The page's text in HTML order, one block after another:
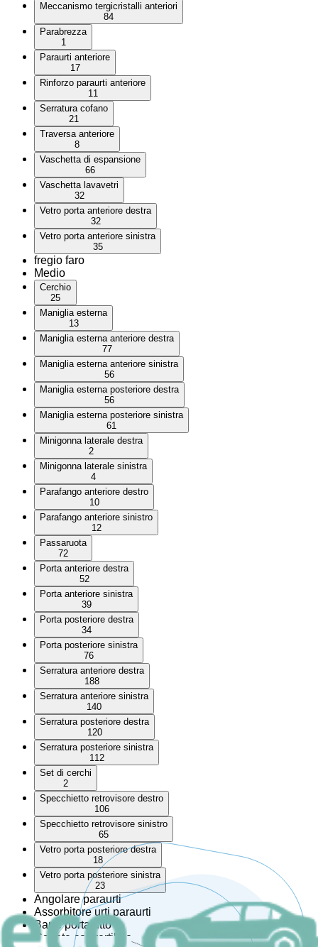
Meccanismo tergicristalli anteriori
84
Parabrezza
1
Paraurti anteriore
17
Rinforzo paraurti anteriore
11
Serratura cofano
21
Traversa anteriore
8
Vaschetta di espansione
66
Vaschetta lavavetri
32
Vetro porta anteriore destra
32
Vetro porta anteriore sinistra
35
fregio faro
Medio
Cerchio
25
Maniglia esterna
13
Maniglia esterna anteriore destra
77
Maniglia esterna anteriore sinistra
56
Maniglia esterna posteriore destra
56
Maniglia esterna posteriore sinistra
61
Minigonna laterale destra
2
Minigonna laterale sinistra
4
Parafango anteriore destro
10
Parafango anteriore sinistro
12
Passaruota
72
Porta anteriore destra
52
Porta anteriore sinistra
39
Porta posteriore destra
34
Porta posteriore sinistra
76
Serratura anteriore destra
188
Serratura anteriore sinistra
140
Serratura posteriore destra
120
Serratura posteriore sinistra
112
Set di cerchi
2
Specchietto retrovisore destro
106
Specchietto retrovisore sinistro
65
Vetro porta posteriore destra
18
Vetro porta posteriore sinistra
23
Angolare paraurti
Assorbitore urti paraurti
Barre portatutto
Capote convertibile